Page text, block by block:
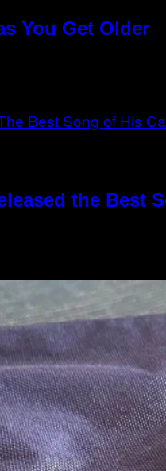
You Get Older
the Best